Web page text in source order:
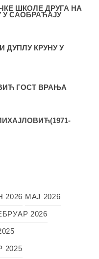
ШКОЛЕ ДРУГА НА
САОБРАЋАЈУ
КРУНУ У
ГОСТ ВРАЊА
2026 МАЈ 2026
2026
2025